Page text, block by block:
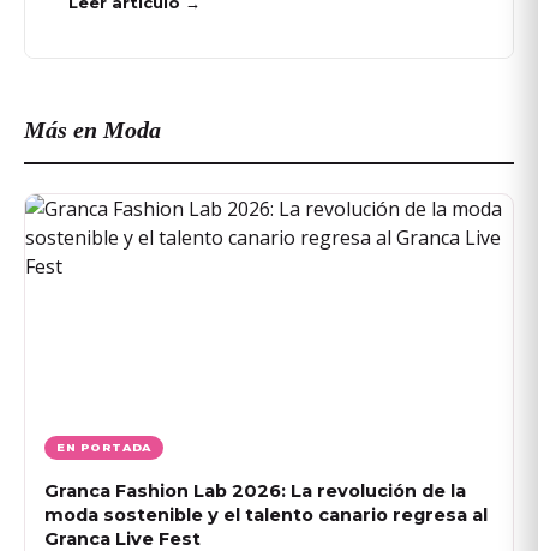
Más en Moda
EN PORTADA
Granca Fashion Lab 2026: La revolución de la
moda sostenible y el talento canario regresa al
Granca Live Fest